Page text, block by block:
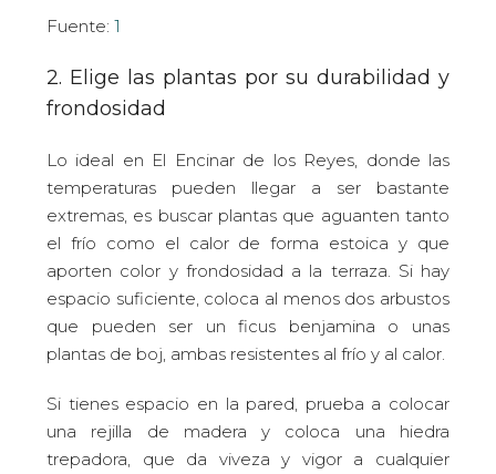
Fuente: 1
2. Elige las plantas por su durabilidad y
frondosidad
Lo ideal en El Encinar de los Reyes, donde las
temperaturas pueden llegar a ser bastante
extremas, es buscar plantas que aguanten tanto
el frío como el calor de forma estoica y que
aporten color y frondosidad a la terraza. Si hay
espacio suficiente, coloca al menos dos arbustos
que pueden ser un ficus benjamina o unas
plantas de boj, ambas resistentes al frío y al calor.
Si tienes espacio en la pared, prueba a colocar
una rejilla de madera y coloca una hiedra
trepadora, que da viveza y vigor a cualquier